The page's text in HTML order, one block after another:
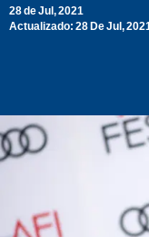
28 de Jul, 2021
Actualizado: 28 De Jul,